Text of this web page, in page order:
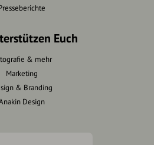
Euch
& mehr
Marketing
& Branding
Design